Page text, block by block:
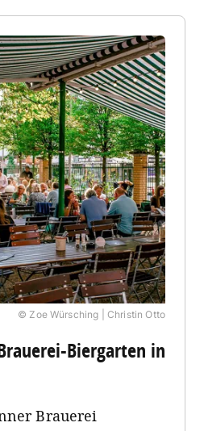
© Zoe Würsching | Christin Otto
Biergarten in
Brauerei